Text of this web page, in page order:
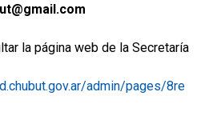
la página web de la Secretaría
admin/pages/8re